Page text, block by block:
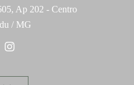
Ap 202 - Centro
/ MG